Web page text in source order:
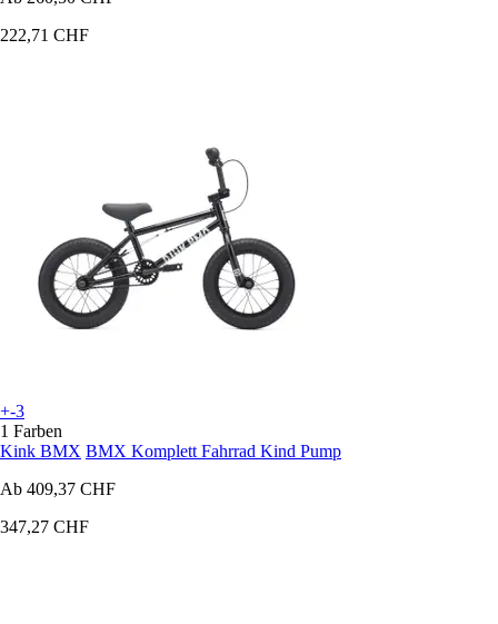
222,71 CHF
+-3
1 Farben
Kink BMX BMX Komplett Fahrrad Kind Pump
Ab 409,37 CHF
347,27 CHF